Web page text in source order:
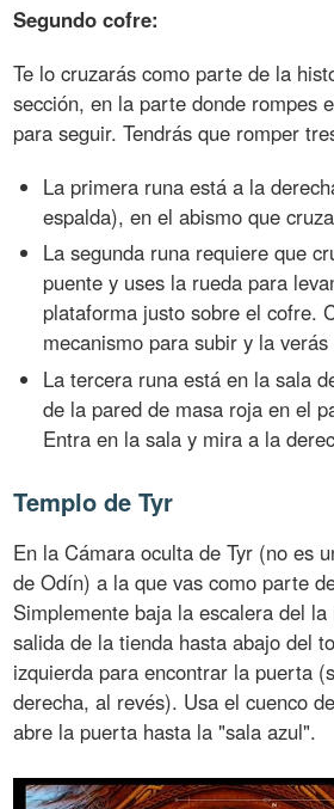
Segundo cofre:
Te lo cruzarás como parte de la
sección, en la parte donde rompes
para seguir. Tendrás que romper
La primera runa está a la
espalda), en el abismo que
La segunda runa requiere que
puente y uses la rueda para
plataforma justo sobre el cofre.
mecanismo para subir y la
La tercera runa está en la sala
de la pared de masa roja en el
Entra en la sala y mira a la
Templo de Tyr
En la Cámara oculta de Tyr (no es
de Odín) a la que vas como parte
Simplemente baja la escalera del
salida de la tienda hasta abajo del
izquierda para encontrar la puerta
derecha, al revés). Usa el cuenco
abre la puerta hasta la "sala azul".